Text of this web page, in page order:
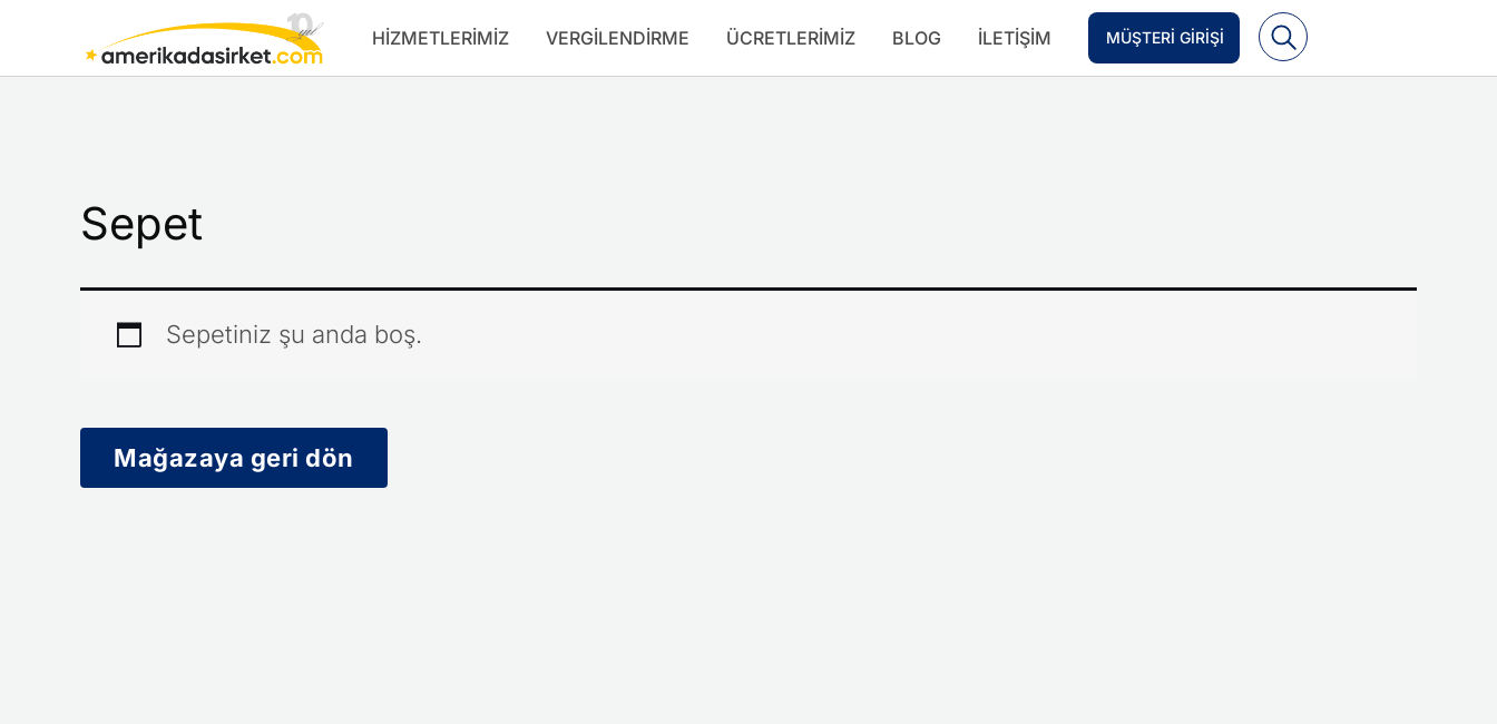
HIZMETLERIMIZ VERGILENDIRME ÜCRETLERIMIZ BLOG İLETIŞIM MÜŞTERI GIRIŞI
Sepet
Sepetiniz şu anda boş.
Mağazaya geri dön